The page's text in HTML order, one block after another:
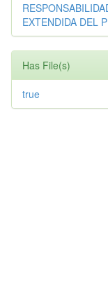
EXTENDIDA DEL
Has File(s)
true